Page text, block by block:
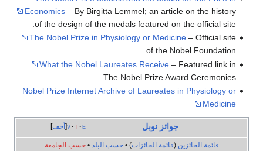
Economics– By Birgitta Lemmel; an article on the history
of the design of the medals featured on the official site.
The Nobel Prize in Physiology or Medicine– Official site
of the Nobel Foundation.
What the Nobel Laureates Receive– Featured link in
The Nobel Prize Award Ceremonies.
Nobel Prize Internet Archive of Laureates in Physiology or
Medicine
أخف v t e جوائز نوبل
قائمة الحائزين (قائمة الحائزات) •حسب البلد •حسب الجامعة